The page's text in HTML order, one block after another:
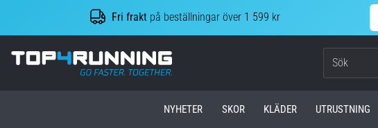
Fri frakt på beställningar över 1 599 kr
Top4Running.se
NYHETER SKOR KLÄDER UTRUSTNING